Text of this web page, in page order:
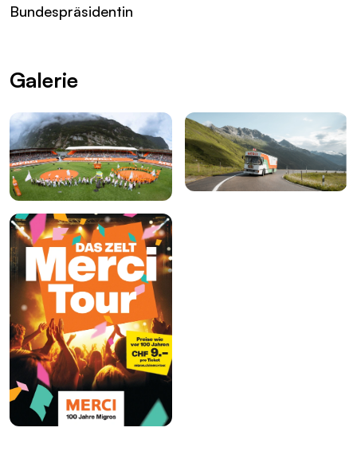
Bundespräsidentin
Galerie